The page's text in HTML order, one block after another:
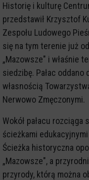
Historię i kulturę
przedstawił Krzysztof
Zespołu Ludowego
się na tym terenie już
„Mazowsze" i właśnie
siedzibę. Pałac
własnością
Nerwowo Zmęczonymi.
Wokół pałacu
ścieżkami
Ścieżka historyczna
„Mazowsze", a
przyrody, którą można